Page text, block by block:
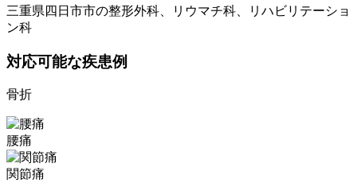
三重県四日市市の整形外科、リウマチ科、リハビリテーショ
ン科
対応可能な疾患例
骨折
腰痛
関節痛